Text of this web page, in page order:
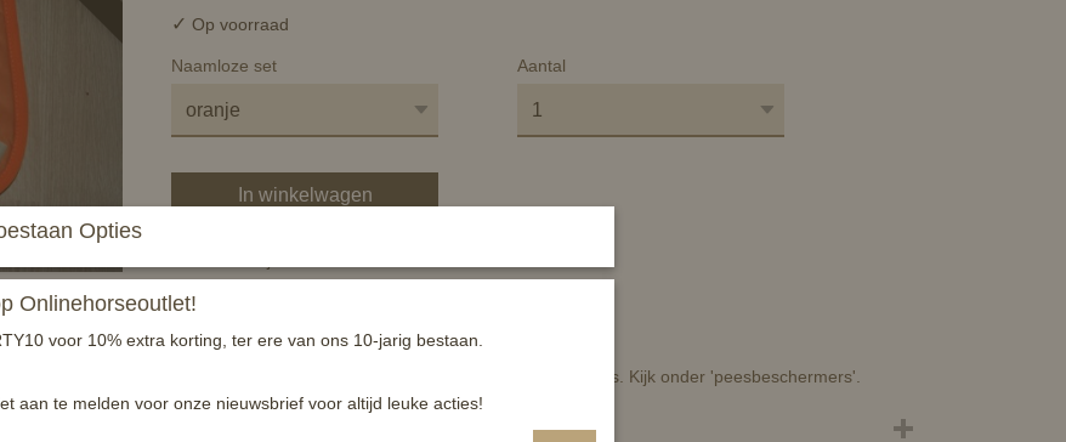
✓ Op voorraad
Naamloze set Aantal
In winkelwagen
Hip dekje maat shet!
Kleur Purple, Orange en Taupe-bruin
Tevens hebben wij peessetjes voor de kleinsten onder ons. Kijk onder 'peesbeschermers'.
Opties
Onlinehorseoutlet!
voor 10% extra korting, ter ere van ons 10-jarig bestaan.
aan te melden voor onze nieuwsbrief voor altijd leuke acties!